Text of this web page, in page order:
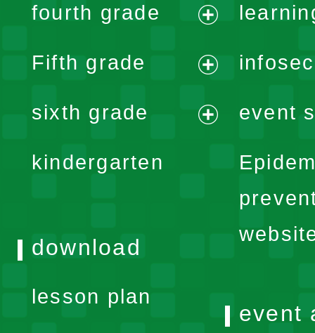
menu
fourth grade
menu
Fifth grade
menu
sixth grade
kindergarten
event
download
lesson plan
event